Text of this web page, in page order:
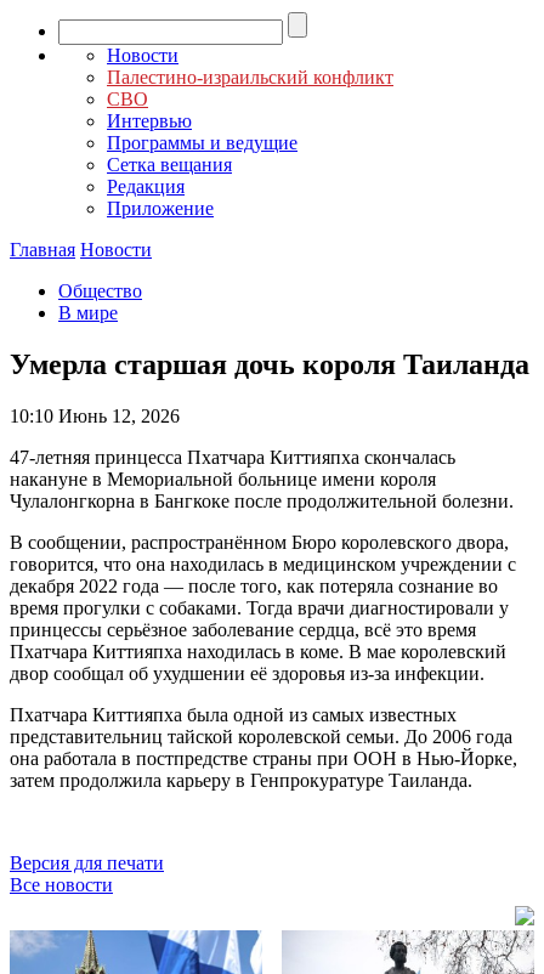
Новости
Палестино-израильский конфликт
СВО
Интервью
Программы и ведущие
Сетка вещания
Редакция
Приложение
Главная Новости
Общество
В мире
Умерла старшая дочь короля Таиланда
10:10 Июнь 12, 2026
47-летняя принцесса Пхатчара Киттияпха скончалась
накануне в Мемориальной больнице имени короля
Чулалонгкорна в Бангкоке после продолжительной болезни.
В сообщении, распространённом Бюро королевского двора,
говорится, что она находилась в медицинском учреждении с
декабря 2022 года — после того, как потеряла сознание во
время прогулки с собаками. Тогда врачи диагностировали у
принцессы серьёзное заболевание сердца, всё это время
Пхатчара Киттияпха находилась в коме. В мае королевский
двор сообщал об ухудшении её здоровья из-за инфекции.
Пхатчара Киттияпха была одной из самых известных
представительниц тайской королевской семьи. До 2006 года
она работала в постпредстве страны при ООН в Нью-Йорке,
затем продолжила карьеру в Генпрокуратуре Таиланда.
Версия для печати
Все новости